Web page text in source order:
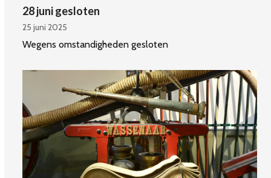
28 juni gesloten
25 juni 2025
Wegens omstandigheden gesloten